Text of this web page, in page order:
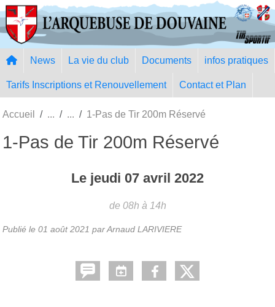
News La vie du club Documents infos pratiques
Tarifs Inscriptions et Renouvellement Contact et Plan
Accueil 1-Pas de Tir 200m Réservé
1-Pas de Tir 200m Réservé
Le jeudi 07 avril 2022
de 08h à 14h
Publié le 01 août 2021 par Arnaud LARIVIERE
Panneau de gestion des cookies